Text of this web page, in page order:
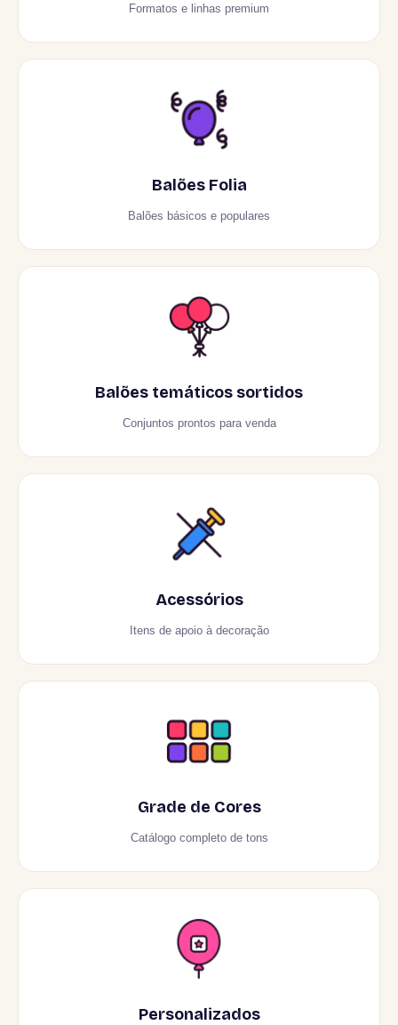
Formatos e linhas premium
Balões Folia
Balões básicos e populares
Balões temáticos sortidos
Conjuntos prontos para venda
Acessórios
Itens de apoio à decoração
Grade de Cores
Catálogo completo de tons
Personalizados